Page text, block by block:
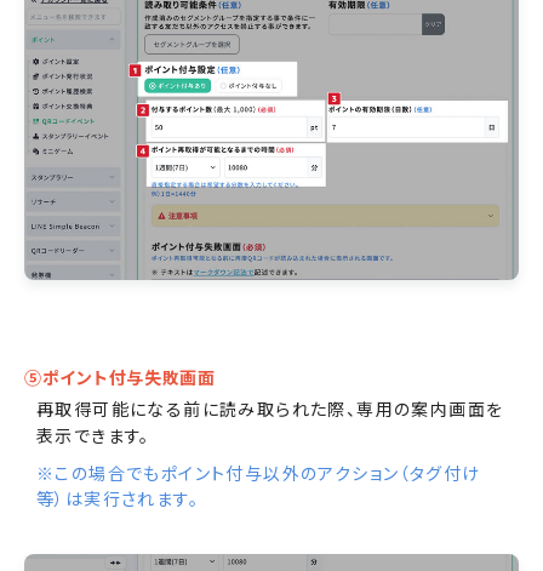
⑤ポイント付与失敗画面
再取得可能になる前に読み取られた際、専用の案内画面を
表示できます。
※この場合でもポイント付与以外のアクション（タグ付け
等）は実行されます。